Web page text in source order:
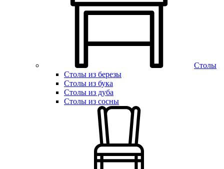
Столы
Столы из березы
Столы из бука
Столы из дуба
Столы из сосны